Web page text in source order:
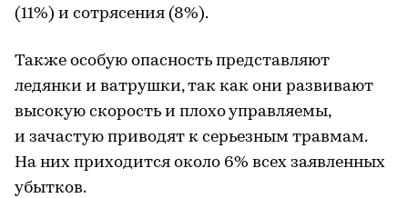
(11%) и сотрясения (8%).
Также особую опасность представляют
ледянки и ватрушки, так как они развивают
высокую скорость и плохо управляемы,
и зачастую приводят к серьезным травмам.
На них приходится около 6% всех заявленных
убытков.